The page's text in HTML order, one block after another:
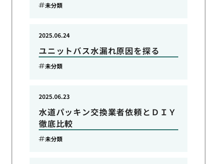
未分類
ユニットバス水漏れ原因を探る
2025.06.24
未分類
水道パッキン交換業者依頼とＤＩＹ
徹底比較
2025.06.23
未分類